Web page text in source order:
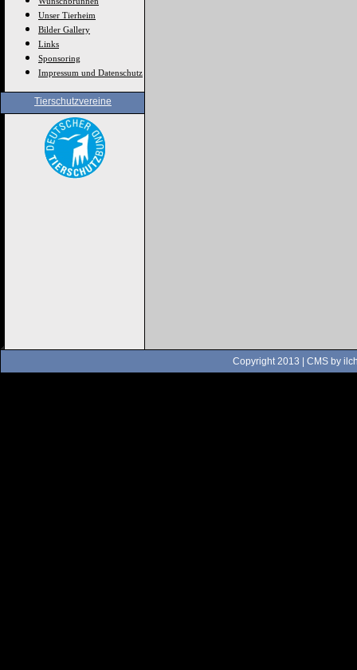
Unser Tierheim
Bilder Gallery
Links
Sponsoring
Impressum und Datenschutz
Tierschutzvereine
Copyright 2013 | CMS by